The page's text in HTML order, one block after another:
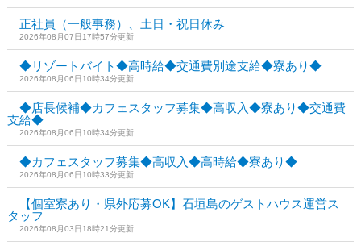
正社員（一般事務）、土日・祝日休み
2026年08月07日17時57分更新
◆リゾートバイト◆高時給◆交通費別途支給◆寮あり◆
2026年08月06日10時34分更新
◆店長候補◆カフェスタッフ募集◆高収入◆寮あり◆交通費
支給◆
2026年08月06日10時34分更新
◆カフェスタッフ募集◆高収入◆高時給◆寮あり◆
2026年08月06日10時33分更新
【個室寮あり・県外応募OK】石垣島のゲストハウス運営ス
タッフ
2026年08月03日18時21分更新